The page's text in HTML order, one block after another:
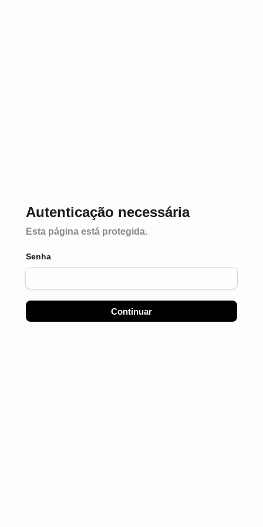
Autenticação necessária
Esta página está protegida.
Senha
Continuar